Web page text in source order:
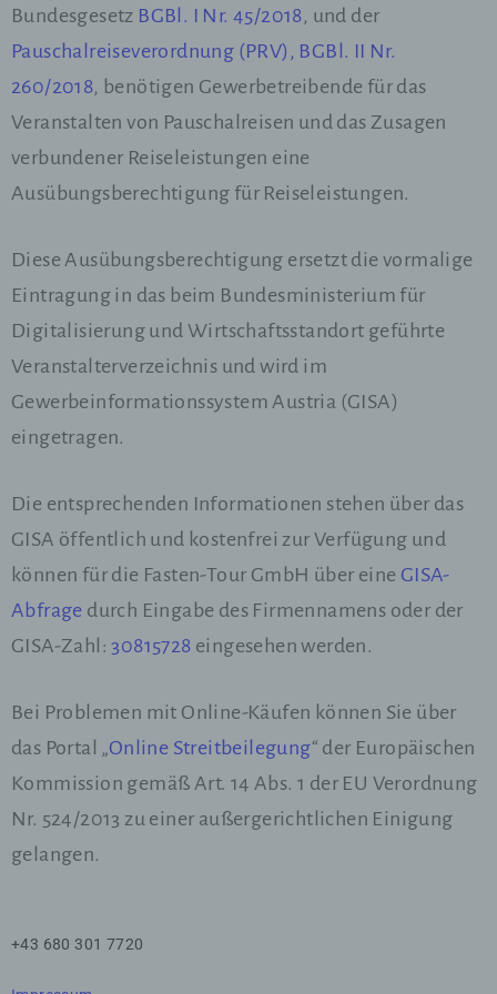
Bundesgesetz BGBl. I Nr. 45/2018, und der
Pauschalreiseverordnung (PRV), BGBl. II Nr.
260/2018, benötigen Gewerbetreibende für das
Veranstalten von Pauschalreisen und das Zusagen
verbundener Reiseleistungen eine
Ausübungsberechtigung für Reiseleistungen.
Diese Ausübungsberechtigung ersetzt die vormalige
Eintragung in das beim Bundesministerium für
Digitalisierung und Wirtschaftsstandort geführte
Veranstalterverzeichnis und wird im
Gewerbeinformationssystem Austria (GISA)
eingetragen.
Die entsprechenden Informationen stehen über das
GISA öffentlich und kostenfrei zur Verfügung und
können für die Fasten-Tour GmbH über eine GISA-
Abfrage durch Eingabe des Firmennamens oder der
GISA-Zahl:30815728 eingesehen werden.
Bei Problemen mit Online-Käufen können Sie über
das Portal „Online Streitbeilegung“ der Europäischen
Kommission gemäß Art. 14 Abs. 1 der EU Verordnung
Nr. 524/2013 zu einer außergerichtlichen Einigung
gelangen.
+43 680 301 7720
Verarbeitung ist jeder mit oder ohne Hilfe
automatisierter Verfahren ausgeführte Vorgang
oder jede solche Vorgangsreihe im
Daten wie das Erheben, das Erfassen, die
Auslesen, das Abfragen, die Verwendung, die
oder eine andere Form der Bereitstellung, den
Abgleich oder die Verknüpfung, die
Einschränkung, das Löschen oder die
Vernichtung.
Markierung gespeicherter personenbezogener
Daten mit dem Ziel, ihre künftige Verarbeitung
einzuschränken.
e) Profiling
Profiling ist jede Art der automatisierten
darin besteht, dass diese personenbezogenen
Daten verwendet werden, um bestimmte
persönliche Aspekte, die sich auf eine
natürliche Person beziehen, zu bewerten,
insbesondere, um Aspekte bezüglich
Gesundheit, persönlicher Vorlieben,
Aufenthaltsort oder Ortswechsel dieser